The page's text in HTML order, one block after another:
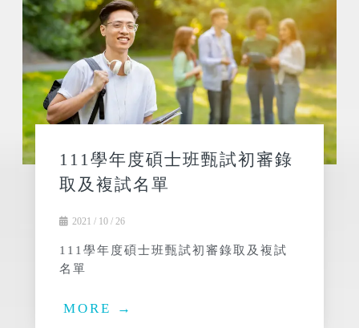
111學年度碩士班甄試初審錄
取及複試名單
2021 / 10 / 26
111學年度碩士班甄試初審錄取及複試
名單
MORE →